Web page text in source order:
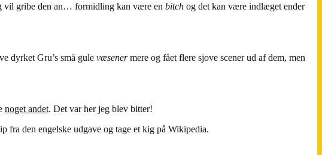
vil gribe den an… formidling kan være en bitch og det kan være indlæget ender
dyrket Gru’s små gule væsenermere og fået flere sjove scener ud af dem, men
noget andet. Det var her jeg blev bitter!
den engelske udgave og tage et kig på Wikipedia.